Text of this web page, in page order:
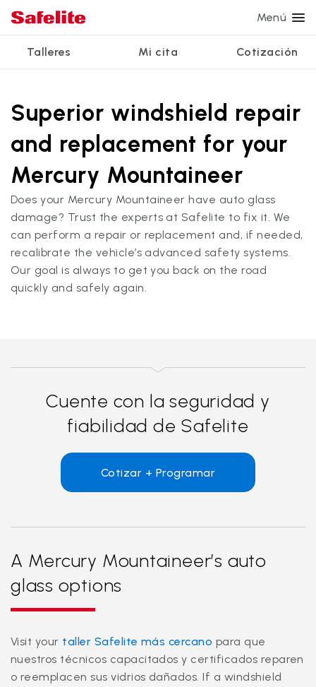
Menú
Talleres Mi cita Cotización
Servicios
Reparación de parabrisas
Reemplazo de parabrisas
Reemplazo del vidrio trasero
Reemplazo de ventanilla lateral
Reparación de vidrio a domicilio
Reparación de ventanillas eléctricas
Recalibrado de los sistemas de seguridad
Reparación y reemplazo comercial
Reseñas de clientes
Garantía nacional
Safelite Foundation
Ver todos los servicios
Estamos contratando
Mi cita
Cotizar + Programar
Superior windshield repair
and replacement for your
Mercury Mountaineer
Does your Mercury Mountaineer have auto glass
damage? Trust the experts at Safelite to fix it. We
can perform a repair or replacement and, if needed,
recalibrate the vehicle’s advanced safety systems.
Our goal is always to get you back on the road
quickly and safely again.
Cuente con la seguridad y
fiabilidad de Safelite
Cotizar + Programar
A Mercury Mountaineer’s auto
glass options
Visit your taller Safelite más cercano para que
nuestros técnicos capacitados y certificados reparen
o reemplacen sus vidrios dañados. If a windshield